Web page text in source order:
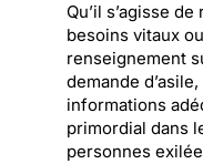
Qu’il s’agisse
besoins vitaux
renseignement
demande
informations
primordial dans
personnes